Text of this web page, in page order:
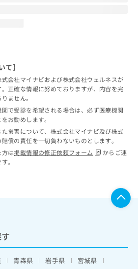
て】
会社マイナビおよび株式会社ウェルネスが
正確な情報に努めておりますが、内容を完
ません。
で受診を希望される場合は、必ず医療機関
お勧めします。
損害について、株式会社マイナビ及び株式
償の責任を一切負わないものとします。
方は掲載情報の修正依頼フォーム
からご連
。
青森県 岩手県
宮城県